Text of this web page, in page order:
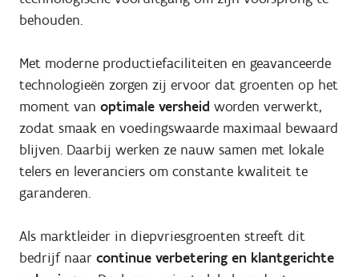
behouden.
Met moderne productiefaciliteiten en geavanceerde
technologieën zorgen zij ervoor dat groenten op het
moment van optimale versheid worden verwerkt,
zodat smaak en voedingswaarde maximaal bewaard
blijven. Daarbij werken ze nauw samen met lokale
telers en leveranciers om constante kwaliteit te
garanderen.
Als marktleider in diepvriesgroenten streeft dit
bedrijf naar continue verbetering en klantgerichte